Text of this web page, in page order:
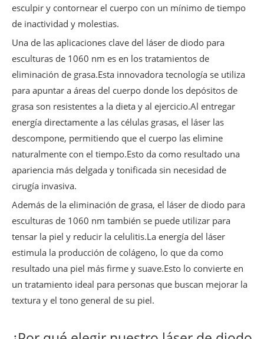
esculpir y contornear el cuerpo con un mínimo de tiempo
de inactividad y molestias.
Una de las aplicaciones clave del láser de diodo para
esculturas de 1060 nm es en los tratamientos de
eliminación de grasa.Esta innovadora tecnología se utiliza
para apuntar a áreas del cuerpo donde los depósitos de
grasa son resistentes a la dieta y al ejercicio.Al entregar
energía directamente a las células grasas, el láser las
descompone, permitiendo que el cuerpo las elimine
naturalmente con el tiempo.Esto da como resultado una
apariencia más delgada y tonificada sin necesidad de
cirugía invasiva.
Además de la eliminación de grasa, el láser de diodo para
esculturas de 1060 nm también se puede utilizar para
tensar la piel y reducir la celulitis.La energía del láser
estimula la producción de colágeno, lo que da como
resultado una piel más firme y suave.Esto lo convierte en
un tratamiento ideal para personas que buscan mejorar la
textura y el tono general de su piel.